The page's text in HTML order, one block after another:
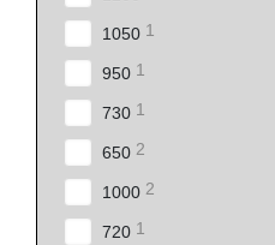
1050 1
950 1
730 1
650 2
1000 2
720 1